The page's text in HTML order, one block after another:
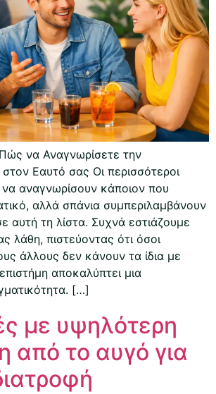
Πώς να Αναγνωρίσετε την
στον Εαυτό σας Οι περισσότεροι
αναγνωρίσουν κάποιον που
αλλά σπάνια συμπεριλαμβάνουν
αυτή τη λίστα. Συχνά εστιάζουμε
λάθη, πιστεύοντας ότι όσοι
άλλους δεν κάνουν τα ίδια με
αποκαλύπτει μια
[…]
με υψηλότερη
από το αυγό για